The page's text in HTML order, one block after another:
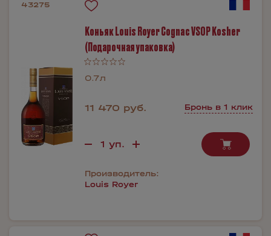
43275
Коньяк Louis Royer Cognac VSOP Kosher
(Подарочная упаковка)
0.7л
11 470 руб. Бронь в 1 клик
Производитель:
Louis Royer